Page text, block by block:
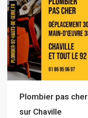
Plombier pas cher
sur Chaville